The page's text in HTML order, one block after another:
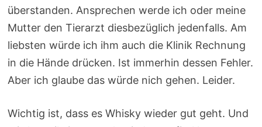
überstanden. Ansprechen werde ich oder meine
Mutter den Tierarzt diesbezüglich jedenfalls. Am
liebsten würde ich ihm auch die Klinik Rechnung
in die Hände drücken. Ist immerhin dessen Fehler.
Aber ich glaube das würde nich gehen. Leider.
Wichtig ist, dass es Whisky wieder gut geht. Und